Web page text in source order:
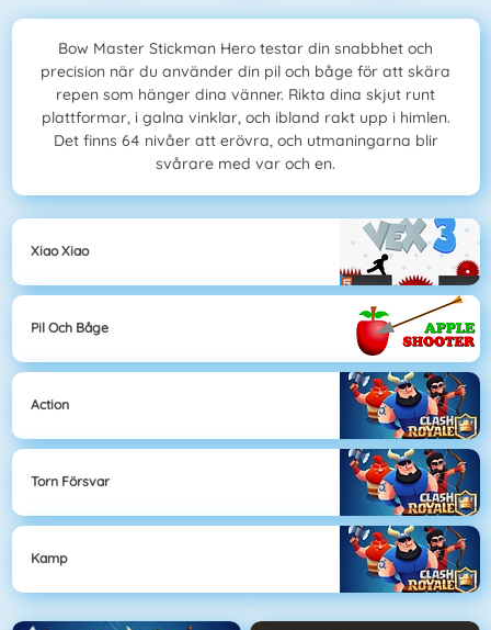
Bow Master Stickman Hero testar din snabbhet och
precision när du använder din pil och båge för att skära
repen som hänger dina vänner. Rikta dina skjut runt
plattformar, i galna vinklar, och ibland rakt upp i himlen.
Det finns 64 nivåer att erövra, och utmaningarna blir
svårare med var och en.
Xiao Xiao
Pil Och Båge
Action
Torn Försvar
Kamp